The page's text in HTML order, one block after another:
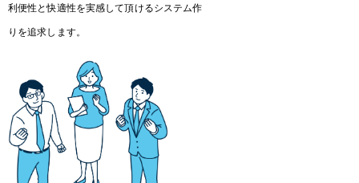
利便性と快適性を実感して頂けるシステム作
りを追求します。